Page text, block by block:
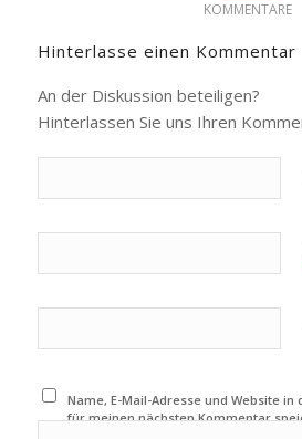
KOMMENTARE
Hinterlasse einen Kommentar
An der Diskussion beteiligen?
Hinterlassen Sie uns Ihren
Name, E-Mail-Adresse und Website in
für meinen nächsten Kommentar